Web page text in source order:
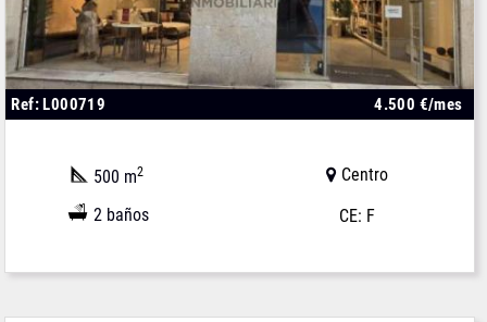
Ref: L000719 4.500 €/mes
500 m2
2 baños
Centro
CE: F